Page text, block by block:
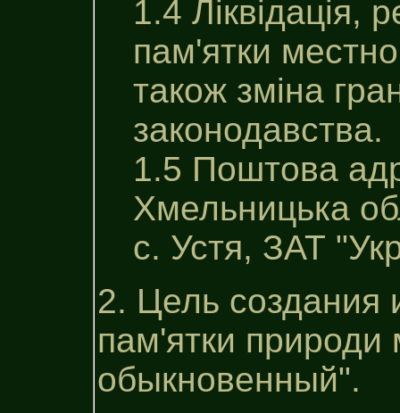
1.4 Ліквідація,
пам'ятки
також зміна
законодавства.
1.5 Поштова
Хмельницька
с. Устя, ЗАТ
2. Цель создания
пам'ятки природи
обыкновенный".